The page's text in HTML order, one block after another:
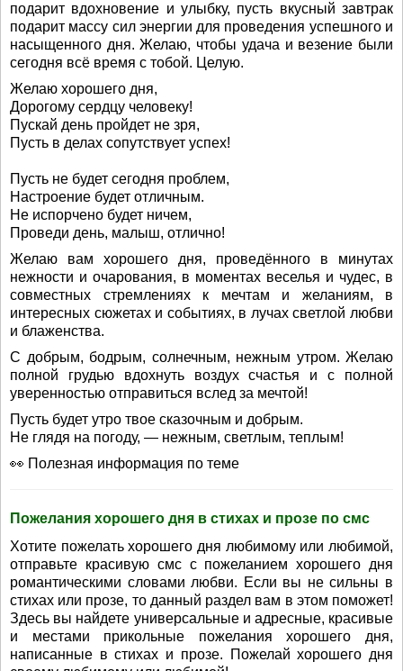
подарит вдохновение и улыбку, пусть вкусный завтрак
подарит массу сил энергии для проведения успешного и
насыщенного дня. Желаю, чтобы удача и везение были
сегодня всё время с тобой. Целую.
Желаю хорошего дня,
Дорогому сердцу человеку!
Пускай день пройдет не зря,
Пусть в делах сопутствует успех!
Пусть не будет сегодня проблем,
Настроение будет отличным.
Не испорчено будет ничем,
Проведи день, малыш, отлично!
Желаю вам хорошего дня, проведённого в минутах
нежности и очарования, в моментах веселья и чудес, в
совместных стремлениях к мечтам и желаниям, в
интересных сюжетах и событиях, в лучах светлой любви
и блаженства.
С добрым, бодрым, солнечным, нежным утром. Желаю
полной грудью вдохнуть воздух счастья и с полной
уверенностью отправиться вслед за мечтой!
Пусть будет утро твое сказочным и добрым.
Не глядя на погоду, — нежным, светлым, теплым!
👀 Полезная информация по теме
Пожелания хорошего дня в стихах и прозе по смс
Хотите пожелать хорошего дня любимому или любимой,
отправьте красивую смс с пожеланием хорошего дня
романтическими словами любви. Если вы не сильны в
стихах или прозе, то данный раздел вам в этом поможет!
Здесь вы найдете универсальные и адресные, красивые
и местами прикольные пожелания хорошего дня,
написанные в стихах и прозе. Пожелай хорошего дня